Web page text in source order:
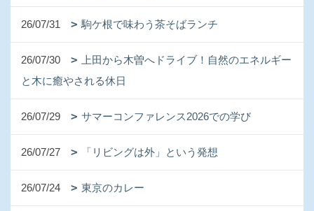
26/07/31 駒ケ根で味わう茶そばランチ
26/07/30
上田から木曽へドライブ！自然のエネルギー
と木に癒やされる休日
26/07/29 サマーコンファレンス2026での学び
26/07/27 「リビングは外」という発想
26/07/24 東京のカレー